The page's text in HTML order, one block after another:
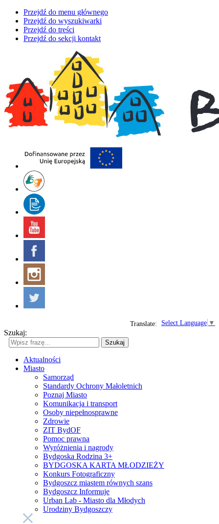
Przejdź do menu głównego
Przejdź do wyszukiwarki
Przejdź do treści
Przejdź do sekcji kontakt
Select Language ▼
Translate:
Szukaj:
Szukaj
Aktualności
Miasto
Samorząd
Standardy Ochrony Małoletnich
Poznaj Miasto
Komunikacja i transport
Osoby niepełnosprawne
Zdrowie
ZIT BydOF
Pomoc prawna
Wyróżnienia i nagrody
Bydgoska Rodzina 3+
BYDGOSKA KARTA MŁODZIEŻY
Konkurs Fotograficzny
Bydgoszcz miastem równych szans
Bydgoszcz Informuje
Urban Lab - Miasto dla Młodych
Urodziny Bydgoszczy